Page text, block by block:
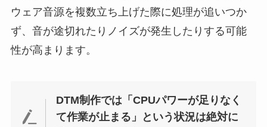
ウェア音源を複数立ち上げた際に処理が追いつか
ず、音が途切れたりノイズが発生したりする可能
性が高まります。
DTM制作では「CPUパワーが足りなく
て作業が止まる」という状況は絶対に